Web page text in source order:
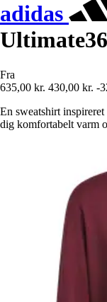
adidas
Fra
635,00 kr. 430,00 kr. -
En sweatshirt
dig komfortabelt varm